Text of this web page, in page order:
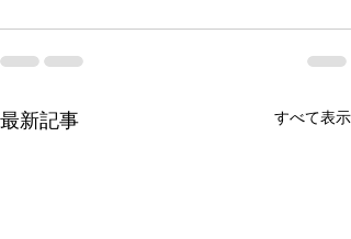
最新記事 すべて表示